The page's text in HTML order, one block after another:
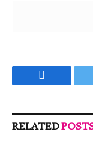
Facebook
RELATED